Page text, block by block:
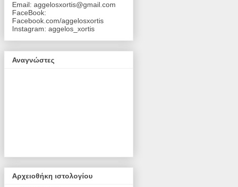
Email: aggelosxortis@gmail.com
FaceBook:
Facebook.com/aggelosxortis
Instagram: aggelos_xortis
Αναγνώστες
Αρχειοθήκη ιστολογίου